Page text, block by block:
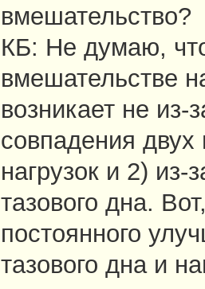
вмешательство?
КБ: Не думаю,
вмешательстве
возникает не из-
совпадения
нагрузок и 2)
тазового дна.
постоянного
тазового дна и